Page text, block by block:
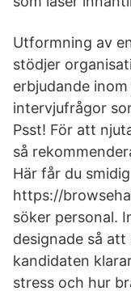
Utformning av
stödjer
erbjudande
intervjufrågor
Psst! För att
så
Här får du
https://
söker personal.
designade så
kandidaten
stress och hur